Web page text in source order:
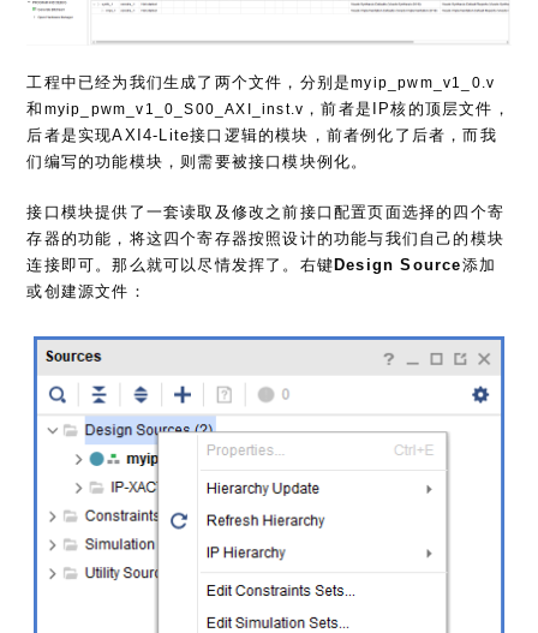
工程中已经为我们生成了两个文件，分别是myip_pwm_v1_0.v
和 myip_pwm_v1_0_S00_AXI_inst.v ，前者是IP核的顶层文件，
后者是实现AXI4-Lite接口逻辑的模块，前者例化了后者，而我
们编写的功能模块，则需要被接口模块例化。
接口模块提供了一套读取及修改之前接口配置页面选择的四个寄
存器的功能，将这四个寄存器按照设计的功能与我们自己的模块
连接即可。那么就可以尽情发挥了。右键 Design Source添加
或创建源文件：